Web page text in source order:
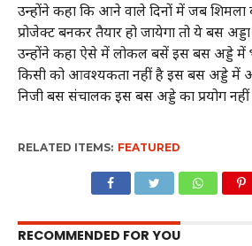
उन्होंने कहा कि आने वाले दिनों में जब शिमला
प्रोजेक्ट बनकर तैयार हो जायेगा तो ये बस
उन्होंने कहा ऐसे में लोकल बसें इस बस अड्डे में
किसी को आवश्यकता नहीं है इस बस अड्डे में
निजी बस संचालक इस बस अड्डे का प्रयोग
RELATED ITEMS: FEATURED
RECOMMENDED FOR YOU